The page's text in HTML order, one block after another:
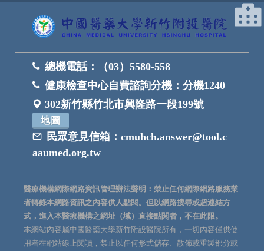
總機電話：
（03）5580-558
健康檢查中心自費諮詢分機： 分機1240
302新竹縣竹北市興隆路一段199號
地圖
民眾意見信箱： cmuhch.answer@tool.c
aaumed.org.tw
醫療機構網際網路資訊管理辦法聲明：禁止任何網際網路服務業
者轉錄本網路資訊之內容供人點閱。但以網路搜尋或超連結方
式，進入本醫療機構之網址（域）直接點閱者，不在此限。
本網站內容屬中國醫藥大學新竹附設醫院所有，一切內容僅供使
用者在網站線上閱讀，禁止以任何形式儲存、散佈或重製部分或